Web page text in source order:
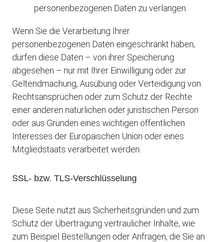
personenbezogenen Daten zu verlangen.
Wenn Sie die Verarbeitung Ihrer
personenbezogenen Daten eingeschränkt haben,
dürfen diese Daten – von ihrer Speicherung
abgesehen – nur mit Ihrer Einwilligung oder zur
Geltendmachung, Ausübung oder Verteidigung von
Rechtsansprüchen oder zum Schutz der Rechte
einer anderen natürlichen oder juristischen Person
oder aus Gründen eines wichtigen öffentlichen
Interesses der Europäischen Union oder eines
Mitgliedstaats verarbeitet werden.
SSL- bzw. TLS-Verschlüsselung
Diese Seite nutzt aus Sicherheitsgründen und zum
Schutz der Übertragung vertraulicher Inhalte, wie
zum Beispiel Bestellungen oder Anfragen, die Sie an